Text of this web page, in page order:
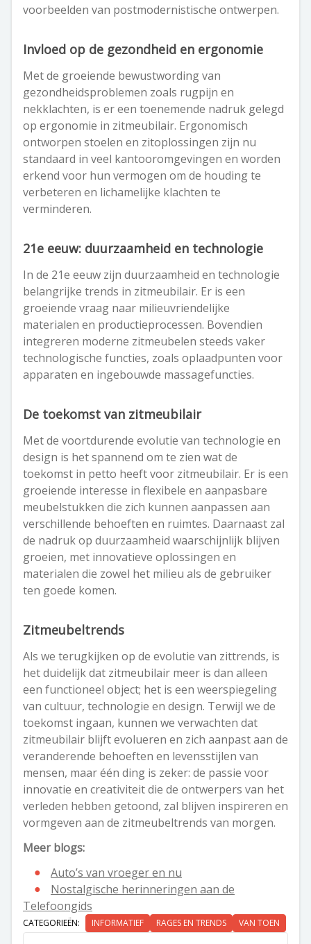
voorbeelden van postmodernistische ontwerpen.
Invloed op de gezondheid en ergonomie
Met de groeiende bewustwording van
gezondheidsproblemen zoals rugpijn en
nekklachten, is er een toenemende nadruk gelegd
op ergonomie in zitmeubilair. Ergonomisch
ontworpen stoelen en zitoplossingen zijn nu
standaard in veel kantooromgevingen en worden
erkend voor hun vermogen om de houding te
verbeteren en lichamelijke klachten te
verminderen.
21e eeuw: duurzaamheid en technologie
In de 21e eeuw zijn duurzaamheid en technologie
belangrijke trends in zitmeubilair. Er is een
groeiende vraag naar milieuvriendelijke
materialen en productieprocessen. Bovendien
integreren moderne zitmeubelen steeds vaker
technologische functies, zoals oplaadpunten voor
apparaten en ingebouwde massagefuncties.
De toekomst van zitmeubilair
Met de voortdurende evolutie van technologie en
design is het spannend om te zien wat de
toekomst in petto heeft voor zitmeubilair. Er is een
groeiende interesse in flexibele en aanpasbare
meubelstukken die zich kunnen aanpassen aan
verschillende behoeften en ruimtes. Daarnaast zal
de nadruk op duurzaamheid waarschijnlijk blijven
groeien, met innovatieve oplossingen en
materialen die zowel het milieu als de gebruiker
ten goede komen.
Zitmeubeltrends
Als we terugkijken op de evolutie van zittrends, is
het duidelijk dat zitmeubilair meer is dan alleen
een functioneel object; het is een weerspiegeling
van cultuur, technologie en design. Terwijl we de
toekomst ingaan, kunnen we verwachten dat
zitmeubilair blijft evolueren en zich aanpast aan de
veranderende behoeften en levensstijlen van
mensen, maar één ding is zeker: de passie voor
innovatie en creativiteit die de ontwerpers van het
verleden hebben getoond, zal blijven inspireren en
vormgeven aan de zitmeubeltrends van morgen.
Meer blogs:
Auto’s van vroeger en nu
Nostalgische herinneringen aan de
Telefoongids
CATEGORIEËN: INFORMATIEF RAGES EN TRENDS VAN TOEN